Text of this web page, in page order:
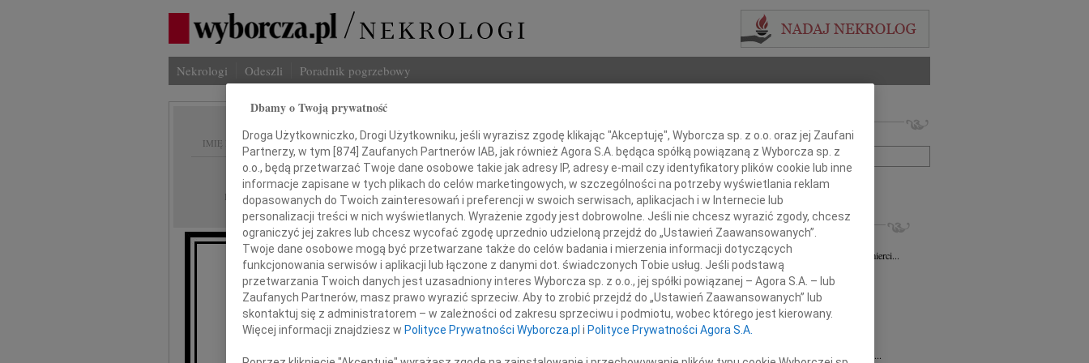
Nekrologi Odeszli Poradnik pogrzebowy
IMIĘ I NAZWISKO:
REGION: Łódź
DATA EMISJI: 05.04.2011
Panu Doktorowi
Arkadiuszowi Ciesielskiemu
Imię i nazwisko lub numer ogłoszenia:
+ szukanie zaawansowane
INNE NEKROLOGI
Tadeusz Gapiński 03.08.2026
Z dużym żalem przyjęliśmy wiadomość o śmierci...
31.07.2026Łódź
Wyrazy głębokiego współczucia dla...
29.07.2026
Łódź
Wyrazy współczucia Pani Janinie...
27.07.2026
Pani Joannie Nowińskiej wyrazy głębokiego...
Dbamy o Twoją prywatność
Droga Użytkowniczko, Drogi Użytkowniku, jeśli wyrazisz zgodę klikając "Akceptuję", Wyborcza sp. z o.o. oraz jej Zaufani
Partnerzy, w tym [874] Zaufanych Partnerów IAB, jak również Agora S.A. będąca spółką powiązaną z Wyborcza sp. z
o.o., będą przetwarzać Twoje dane osobowe takie jak adresy IP, adresy e-mail czy identyfikatory plików cookie lub inne
informacje zapisane w tych plikach do celów marketingowych, w szczególności na potrzeby wyświetlania reklam
dopasowanych do Twoich zainteresowań i preferencji w swoich serwisach, aplikacjach i w Internecie lub
personalizacji treści w nich wyświetlanych. Wyrażenie zgody jest dobrowolne. Jeśli nie chcesz wyrazić zgody, chcesz
ograniczyć jej zakres lub chcesz wycofać zgodę uprzednio udzieloną przejdź do „Ustawień Zaawansowanych”.
Twoje dane osobowe mogą być przetwarzane także do celów badania i mierzenia informacji dotyczących
funkcjonowania serwisów i aplikacji lub łączone z danymi dot. świadczonych Tobie usług. Jeśli podstawą
przetwarzania Twoich danych jest uzasadniony interes Wyborcza sp. z o.o., jej spółki powiązanej – Agora S.A. – lub
Zaufanych Partnerów, masz prawo wyrazić sprzeciw. Aby to zrobić przejdź do „Ustawień Zaawansowanych” lub
skontaktuj się z administratorem – w zależności od zakresu sprzeciwu i podmiotu, wobec którego jest kierowany.
Więcej informacji znajdziesz w Polityce Prywatności Wyborcza.pl i Polityce Prywatności Agora S.A.